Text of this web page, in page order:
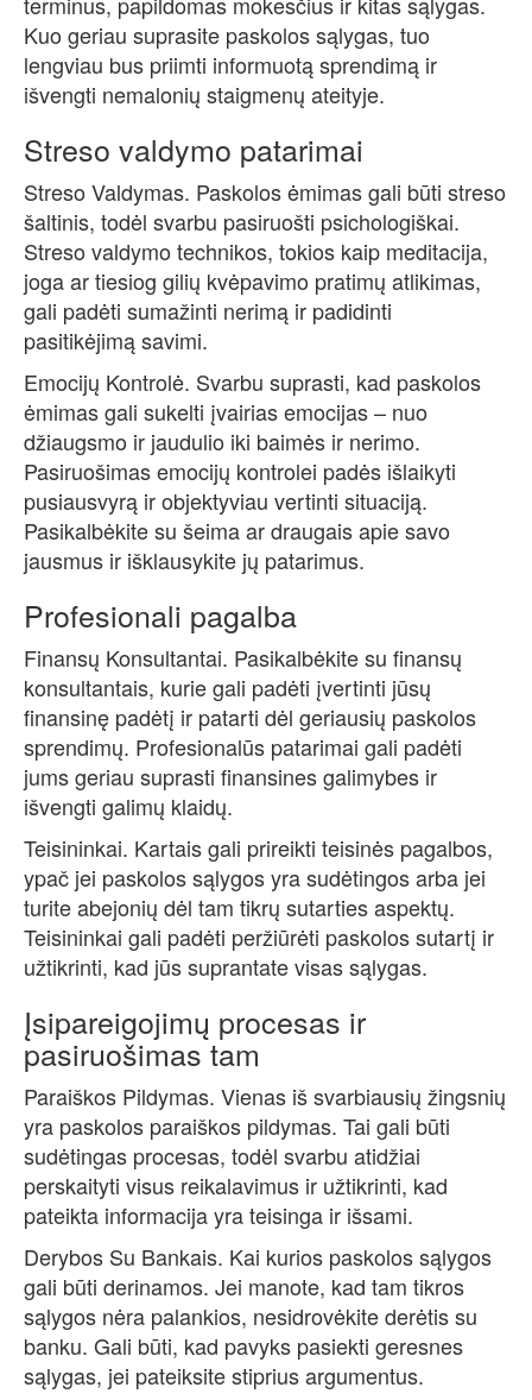
Kuo geriau suprasite paskolos sąlygas, tuo
lengviau bus priimti informuotą sprendimą ir
išvengti nemalonių staigmenų ateityje.
Streso valdymo patarimai
Streso Valdymas. Paskolos ėmimas gali būti streso
šaltinis, todėl svarbu pasiruošti psichologiškai.
Streso valdymo technikos, tokios kaip meditacija,
joga ar tiesiog gilių kvėpavimo pratimų atlikimas,
gali padėti sumažinti nerimą ir padidinti
pasitikėjimą savimi.
Emocijų Kontrolė. Svarbu suprasti, kad paskolos
ėmimas gali sukelti įvairias emocijas – nuo
džiaugsmo ir jaudulio iki baimės ir nerimo.
Pasiruošimas emocijų kontrolei padės išlaikyti
pusiausvyrą ir objektyviau vertinti situaciją.
Pasikalbėkite su šeima ar draugais apie savo
jausmus ir išklausykite jų patarimus.
Profesionali pagalba
Finansų Konsultantai. Pasikalbėkite su finansų
konsultantais, kurie gali padėti įvertinti jūsų
finansinę padėtį ir patarti dėl geriausių paskolos
sprendimų. Profesionalūs patarimai gali padėti
jums geriau suprasti finansines galimybes ir
išvengti galimų klaidų.
Teisininkai. Kartais gali prireikti teisinės pagalbos,
ypač jei paskolos sąlygos yra sudėtingos arba jei
turite abejonių dėl tam tikrų sutarties aspektų.
Teisininkai gali padėti peržiūrėti paskolos sutartį ir
užtikrinti, kad jūs suprantate visas sąlygas.
Įsipareigojimų procesas ir
pasiruošimas tam
Paraiškos Pildymas. Vienas iš svarbiausių žingsnių
yra paskolos paraiškos pildymas. Tai gali būti
sudėtingas procesas, todėl svarbu atidžiai
perskaityti visus reikalavimus ir užtikrinti, kad
pateikta informacija yra teisinga ir išsami.
Derybos Su Bankais. Kai kurios paskolos sąlygos
gali būti derinamos. Jei manote, kad tam tikros
sąlygos nėra palankios, nesidrovėkite derėtis su
banku. Gali būti, kad pavyks pasiekti geresnes
sąlygas, jei pateiksite stiprius argumentus.